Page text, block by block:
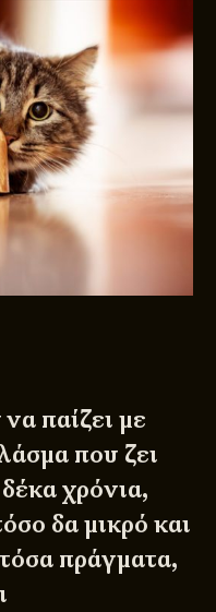
παίζει με
που ζει
χρόνια,
δα μικρό και
πράγματα,